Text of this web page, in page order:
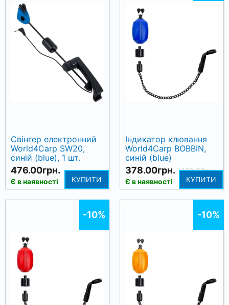
Свінгер електронний
World4Carp SW20,
синій (blue), 1 шт.
476.00грн.
Є в наявності КУПИТИ
Індикатор клювання
World4Carp BOBBIN,
синій (blue)
378.00грн.
420.00грн.
Є в наявності
КУПИТИ
-10% -10%